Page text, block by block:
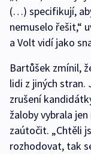
(…) specifikují,
nemuselo řešit,“
a Volt vidí jako
Bartůšek zmínil,
lidi z jiných stran.
zrušení
žaloby vybrala
zaútočit. „Chtěli
rozhodovat, tak